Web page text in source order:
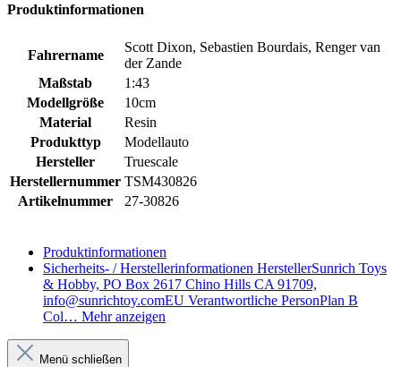
Produktinformationen
Fahrername
Scott Dixon, Sebastien Bourdais, Renger van
der Zande
Maßstab
1:43
Modellgröße
10cm
Material
Resin
Produkttyp
Modellauto
Hersteller
Truescale
Herstellernummer TSM430826
Artikelnummer
27-30826
Produktinformationen
Sicherheits- / Herstellerinformationen HerstellerSunrich Toys
& Hobby, PO Box 2617 Chino Hills CA 91709,
info@sunrichtoy.comEU Verantwortliche PersonPlan B
Col… Mehr anzeigen
Menü schließen